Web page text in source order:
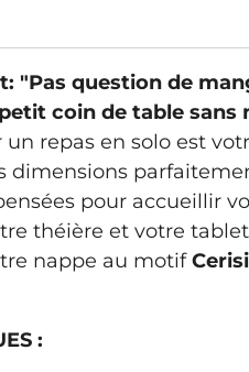
"Pas question de
coin de table sans
repas en solo est
dimensions
pour accueillir
théière et votre
nappe au motif
: